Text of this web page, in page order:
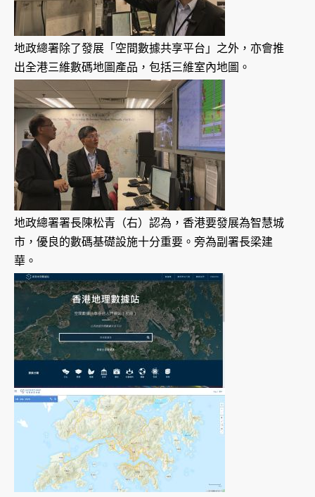
地政總署除了發展「空間數據共享平台」之外，亦會推
出全港三維數碼地圖產品，包括三維室內地圖。
地政總署署長陳松青（右）認為，香港要發展為智慧城
市，優良的數碼基礎設施十分重要。旁為副署長梁建
華。